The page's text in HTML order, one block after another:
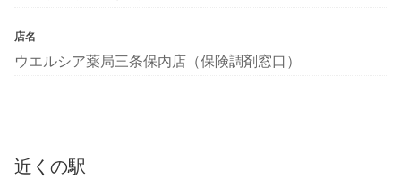
店名
ウエルシア薬局三条保内店（保険調剤窓口）
近くの駅